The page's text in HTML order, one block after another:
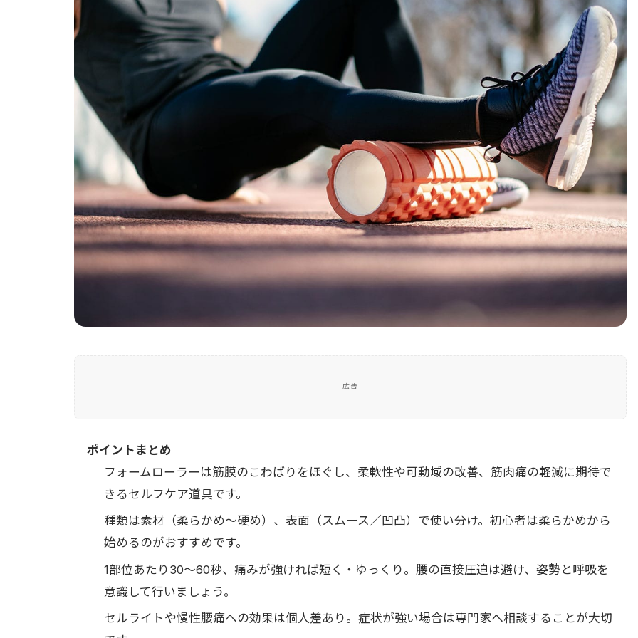
広告
ポイントまとめ
フォームローラーは筋膜のこわばりをほぐし、柔軟性や可動域の改善、筋肉痛の軽減に期待で
きるセルフケア道具です。
種類は素材（柔らかめ〜硬め）、表面（スムース／凹凸）で使い分け。初心者は柔らかめから
始めるのがおすすめです。
1部位あたり30〜60秒、痛みが強ければ短く・ゆっくり。腰の直接圧迫は避け、姿勢と呼吸を
意識して行いましょう。
セルライトや慢性腰痛への効果は個人差あり。症状が強い場合は専門家へ相談することが大切